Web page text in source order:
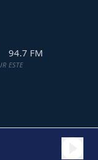
94.7 FM
ESTE
© 2024